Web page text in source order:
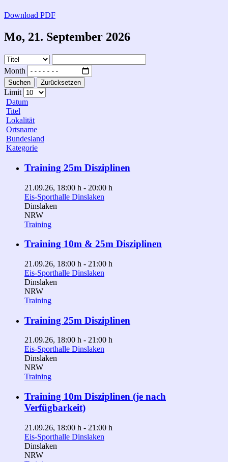
Download PDF
Mo, 21. September 2026
Month
Suchen Zurücksetzen
Limit
Datum
Titel
Lokalität
Ortsname
Bundesland
Kategorie
Training 25m Disziplinen
21.09.26, 18:00 h - 20:00 h
Eis-Sporthalle Dinslaken
Dinslaken
NRW
Training
Training 10m & 25m Disziplinen
21.09.26, 18:00 h - 21:00 h
Eis-Sporthalle Dinslaken
Dinslaken
NRW
Training
Training 25m Disziplinen
21.09.26, 18:00 h - 21:00 h
Eis-Sporthalle Dinslaken
Dinslaken
NRW
Training
Training 10m Disziplinen (je nach
Verfügbarkeit)
21.09.26, 18:00 h - 21:00 h
Eis-Sporthalle Dinslaken
Dinslaken
NRW